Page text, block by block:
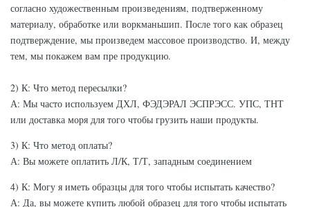
согласно художественным произведениям, подтверженному
материалу, обработке или воркманьшип. После того как образец
подтверждение, мы произведем массовое производство. И, между
тем, мы покажем вам пре продукцию.
2) К: Что метод пересылки?
А: Мы часто используем ДХЛ, ФЭДЭРАЛ ЭСПРЭСС. УПС, ТНТ
или доставка моря для того чтобы грузить наши продукты.
3) К: Что метод оплаты?
А: Вы можете оплатить Л/К, Т/Т, западным соединением
4) К: Могу я иметь образцы для того чтобы испытать качество?
А: Да, вы можете купить любой образец для того чтобы испытать